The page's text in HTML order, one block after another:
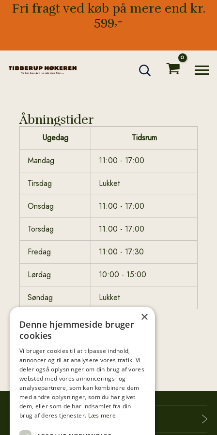
Fri fragt ved køb på mere end kr.
599,-
Åbningstider
Ugedag Tidsrum
Mandag 11:00 - 17:00
Tirsdag Lukket
Onsdag 11:00 - 17:00
Torsdag 11:00 - 17:00
Fredag 11:00 - 17:30
Lørdag 10:00 - 15:00
Søndag Lukket
Tibberup Høkeren
×
Denne hjemmeside bruger
cookies
Vi bruger cookies til at tilpasse indhold,
annoncer og til at analysere vores trafik. Vi
deler også oplysninger om din brug af vores
websted med vores annoncerings- og
analysepartnere, som kan kombinere dem
med andre oplysninger, som du har givet
dem, eller som de har indsamlet fra din
brug af deres tjenester. Læs mere